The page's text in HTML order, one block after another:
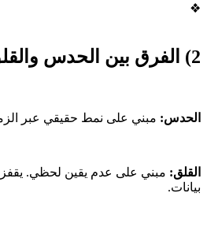
❖
2) الفرق بين الحدس والقلق
الحدس: مبني على نمط حقيقي عبر
القلق: مبني على عدم يقين لحظي.
بيانات.